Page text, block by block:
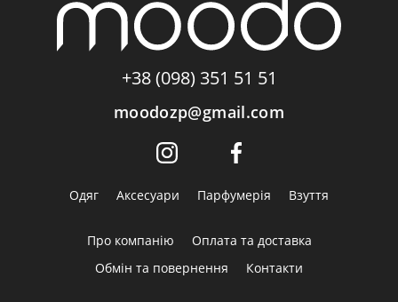
+38 (098) 351 51 51
moodozp@gmail.com
Одяг Аксесуари Парфумерія Взуття
Про компанію
Оплата та доставка
Обмін та повернення
Контакти